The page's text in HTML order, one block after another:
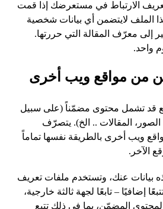
الارتباط في مستعرضك إذا قمت
الملف لايتضمن أي بيانات شخصية
إلى معرّف المقالة التي حررتها.
واحد.
من مواقع ويب أخرى
قد تشمل محتوى مضمّناً (على سبيل
الصور، المقالات .. الخ). يتصرّف
ويب أخرى بالطريقة نفسها تماماً
الآخر.
بيانات عنك، وتستخدم ملفات تعريف
إضافيًا – تابعًا لجهة ثالثة خارجية،
المضمّن، بما في ذلك تتبع